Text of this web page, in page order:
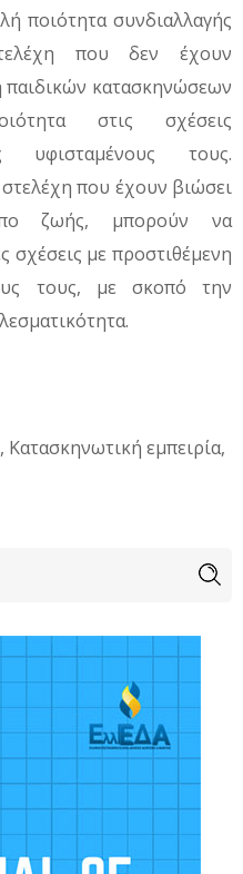
ποιότητα συνδιαλλαγής
που δεν έχουν
παιδικών κατασκηνώσεων
στις σχέσεις
υφισταμένους τους.
που έχουν βιώσει
ζωής, μπορούν να
με προστιθέμενη
τους, με σκοπό την
εμπειρία,